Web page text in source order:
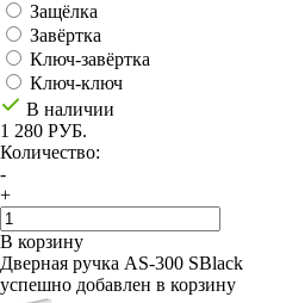
Защёлка
Завёртка
Ключ-завёртка
Ключ-ключ
В наличии
1 280 РУБ.
Количество:
-
+
В корзину
Дверная ручка AS-300 SBlack
успешно добавлен в корзину